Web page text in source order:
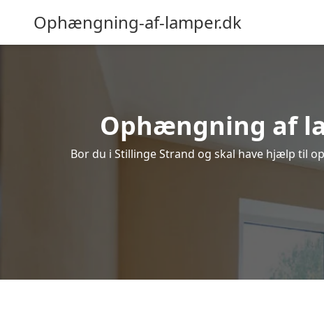
Ophængning-af-lamper.dk
Ophængning af
Bor du i Stillinge Strand og skal have hjælp til